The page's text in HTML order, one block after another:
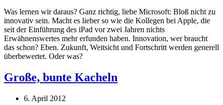
Was lernen wir daraus? Ganz richtig, liebe Microsoft: Bloß nicht zu
innovativ sein. Macht es lieber so wie die Kollegen bei Apple, die
seit der Einführung des iPad vor zwei Jahren nichts
Erwähnenswertes mehr erfunden haben. Innovation, wer braucht
das schon? Eben. Zukunft, Weitsicht und Fortschritt werden generell
überbewertet. Oder was?
Große, bunte Kacheln
6. April 2012